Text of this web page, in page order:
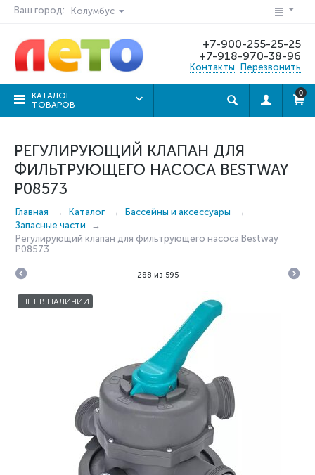
Ваш город: Колумбус
+7-900-255-25-25
+7-918-970-38-96
Контакты Перезвонить
КАТАЛОГ
ТОВАРОВ
0
РЕГУЛИРУЮЩИЙ КЛАПАН ДЛЯ
ФИЛЬТРУЮЩЕГО НАСОСА BESTWAY
P08573
Главная Каталог
Бассейны и аксессуары
Запасные части
Регулирующий клапан для фильтрующего насоса Bestway
P08573
288 из 595
НЕТ В НАЛИЧИИ